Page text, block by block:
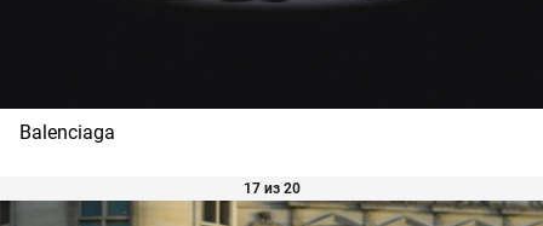
Balenciaga
17 из 20